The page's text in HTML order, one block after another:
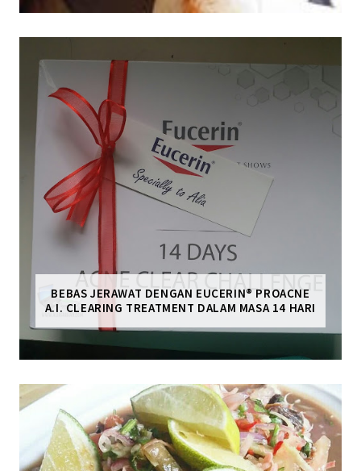
BEBAS JERAWAT DENGAN EUCERIN® PROACNE
A.I. CLEARING TREATMENT DALAM MASA 14 HARI